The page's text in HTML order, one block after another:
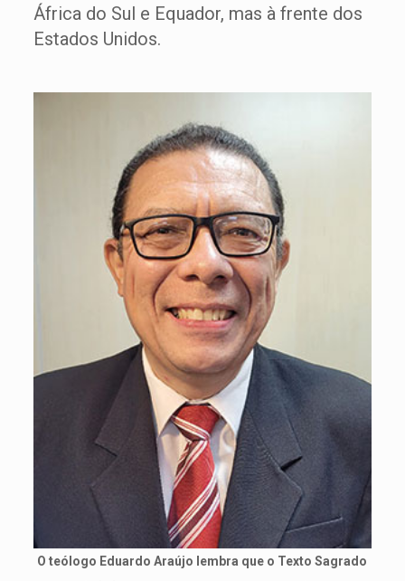
África do Sul e Equador, mas à frente dos
Estados Unidos.
O teólogo Eduardo Araújo lembra que o Texto Sagrado